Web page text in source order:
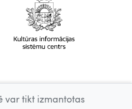
var tikt izmantotas